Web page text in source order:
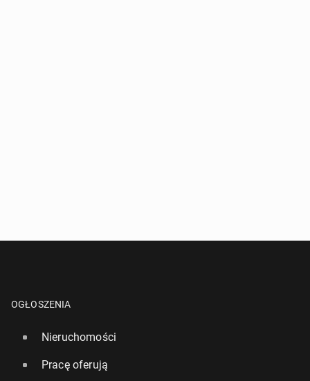
OGŁOSZENIA
Nieruchomości
Pracę oferują